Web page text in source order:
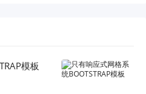
模板